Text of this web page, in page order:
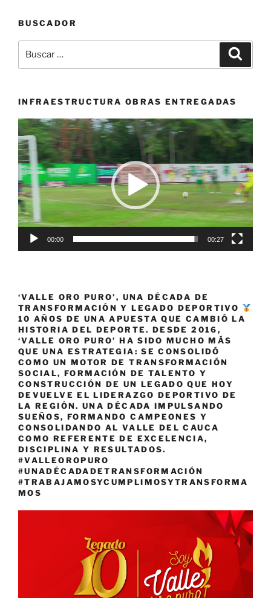
contagios
tercer
sin
y
Navidad»
BUSCADOR
por:
INFRAESTRUCTURA OBRAS ENTREGADAS
Reproductor
de
vídeo
00:00 00:27
‘VALLE ORO PURO’, UNA DÉCADA DE
TRANSFORMACIÓN Y LEGADO DEPORTIVO
10 AÑOS DE UNA APUESTA QUE CAMBIÓ LA
HISTORIA DEL DEPORTE. DESDE 2016,
‘VALLE ORO PURO’ HA SIDO MUCHO MÁS
QUE UNA ESTRATEGIA: SE CONSOLIDÓ
COMO UN MOTOR DE TRANSFORMACIÓN
SOCIAL, FORMACIÓN DE TALENTO Y
CONSTRUCCIÓN DE UN LEGADO QUE HOY
DEVUELVE EL LIDERAZGO DEPORTIVO DE
LA REGIÓN. UNA DÉCADA IMPULSANDO
SUEÑOS, FORMANDO CAMPEONES Y
CONSOLIDANDO AL VALLE DEL CAUCA
COMO REFERENTE DE EXCELENCIA,
DISCIPLINA Y RESULTADOS.
#VALLEOROPURO
#UNADÉCADADETRANSFORMACIÓN
#TRABAJAMOSYCUMPLIMOSYTRANSFORMA
MOS